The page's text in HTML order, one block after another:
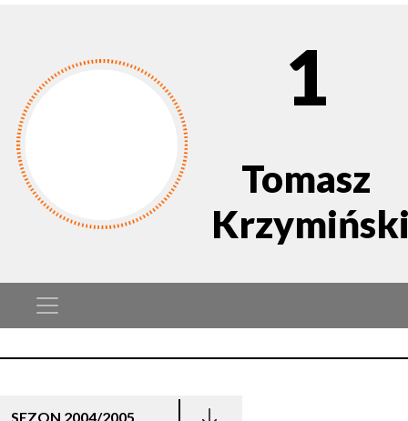
1
Tomasz
SEZON 2004/2005